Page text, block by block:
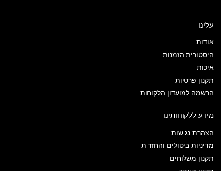
עלינו
אודות
היסטורית הזמנות
איכות
תקנון פרטיות
הרשמה למועדון הלקוחות
מידע ללקוחותינו
הצהרת נגישות
מדיניות ביטולים והחזרות
תקנון משלוחים